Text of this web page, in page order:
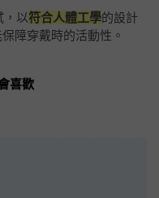
，以符合人體工學的設計
障穿戴時的活動性。
喜歡